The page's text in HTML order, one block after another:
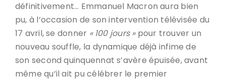
définitivement… Emmanuel Macron aura bien
pu, à l’occasion de son intervention télévisée du
17 avril, se donner « 100 jours »pour trouver un
nouveau souffle, la dynamique déjà infime de
son second quinquennat s’avère épuisée, avant
même qu’il ait pu célébrer le premier